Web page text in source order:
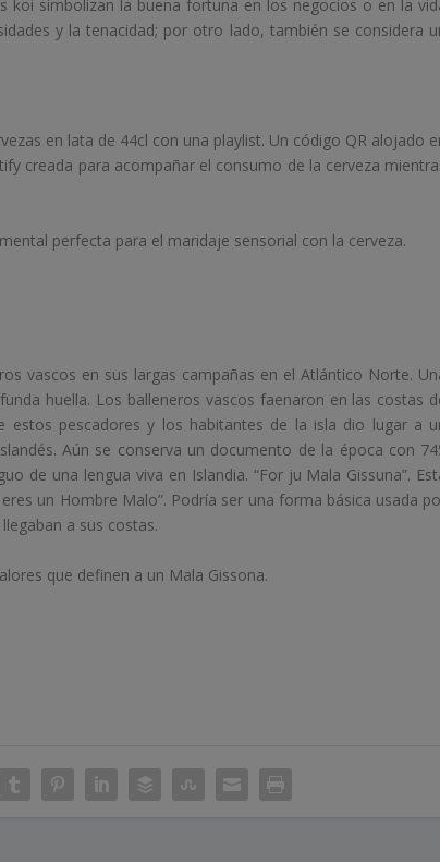
koi simbolizan la buena fortuna en los negocios o en la
y la tenacidad; por otro lado, también se considera
en lata de 44cl con una playlist. Un código QR alojado
creada para acompañar el consumo de la cerveza
perfecta para el maridaje sensorial con la cerveza.
vascos en sus largas campañas en el Atlántico Norte.
huella. Los balleneros vascos faenaron en las costas
estos pescadores y los habitantes de la isla dio lugar a
Aún se conserva un documento de la época con
de una lengua viva en Islandia. “For ju Mala Gissuna”.
un Hombre Malo”. Podría ser una forma básica usada
a sus costas.
que definen a un Mala Gissona.